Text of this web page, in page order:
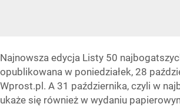
Najnowsza edycja Listy 50
opublikowana w poniedziałek, 28
Wprost.pl. A 31 października, czyli w
ukaże się również w wydaniu